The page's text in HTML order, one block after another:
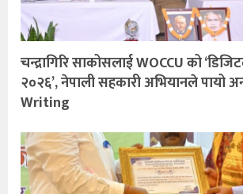
चन्द्रागिरि साकोसलाई WOCCU को
२०२६’, नेपाली सहकारी अभियानले पायो
Writing